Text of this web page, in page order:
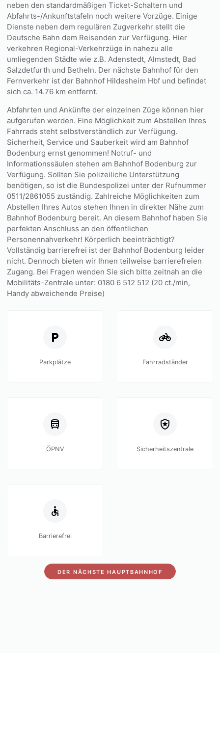
neben den standardmäßigen Ticket-Schaltern und
Abfahrts-/Ankunftstafeln noch weitere Vorzüge. Einige
Dienste neben dem regulären Zugverkehr stellt die
Deutsche Bahn dem Reisenden zur Verfügung. Hier
verkehren Regional-Verkehrzüge in nahezu alle
umliegenden Städte wie z.B. Adenstedt, Almstedt, Bad
Salzdetfurth und Betheln. Der nächste Bahnhof für den
Fernverkehr ist der Bahnhof Hildesheim Hbf und befindet
sich ca. 14.76 km entfernt.
Abfahrten und Ankünfte der einzelnen Züge können hier
aufgerufen werden. Eine Möglichkeit zum Abstellen Ihres
Fahrrads steht selbstverständlich zur Verfügung.
Sicherheit, Service und Sauberkeit wird am Bahnhof
Bodenburg ernst genommen! Notruf- und
Informationssäulen stehen am Bahnhof Bodenburg zur
Verfügung. Sollten Sie polizeiliche Unterstützung
benötigen, so ist die Bundespolizei unter der Rufnummer
0511/2861055 zuständig. Zahlreiche Möglichkeiten zum
Abstellen Ihres Autos stehen Ihnen in direkter Nähe zum
Bahnhof Bodenburg bereit. An diesem Bahnhof haben Sie
perfekten Anschluss an den öffentlichen
Personennahverkehr! Körperlich beeinträchtigt?
Vollständig barrierefrei ist der Bahnhof Bodenburg leider
nicht. Dennoch bieten wir Ihnen teilweise barrierefreien
Zugang. Bei Fragen wenden Sie sich bitte zeitnah an die
Mobilitäts-Zentrale unter: 0180 6 512 512 (20 ct./min,
Handy abweichende Preise)
Parkplätze Fahrradständer
ÖPNV Sicherheitszentrale
Barrierefrei
DER NÄCHSTE HAUPTBAHNHOF